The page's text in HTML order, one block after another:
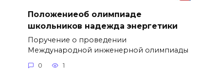
Положениеоб олимпиаде
школьников надежда энергетики
Поручение о проведении
Международной инженерной олимпиады
0 1